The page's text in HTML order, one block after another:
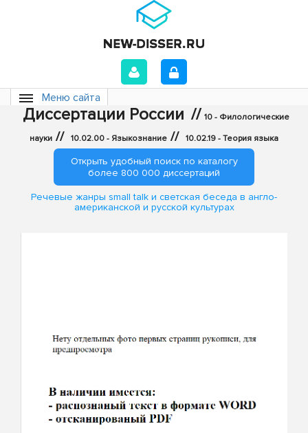
Меню сайта
Диссертации России // 10 - Филологические
науки // 10.02.00 - Языкознание // 10.02.19 - Теория языка
Открыть удобный поиск по каталогу
более 800 000 диссертаций
Речевые жанры small talk и светская беседа в англо-
американской и русской культурах